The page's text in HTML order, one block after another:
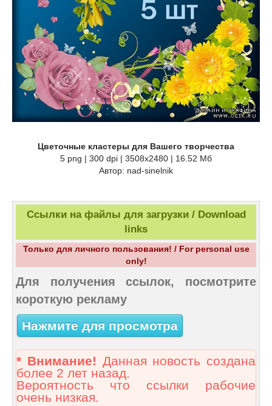
Цветочные кластеры для Вашего творчества
5 png | 300 dpi | 3508х2480 | 16.52 Мб
Автор: nad-sinelnik
Ссылки на файлы для загрузки / Download
links
Только для личного пользования! / For personal use
only!
Для получения ссылок, посмотрите
короткую рекламу
Нажмите для просмотра
* Внимание! Данная новость создана
более 2 лет назад.
Вероятность что ссылки рабочие
очень низкая.